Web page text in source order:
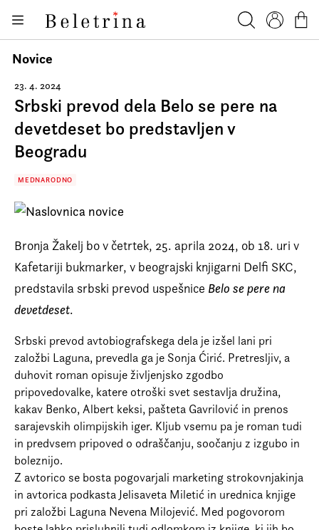
Beletrina
Knjige
Avtorji
Novice
Dogodki
Akcije
O nas
Beletrinini projekti
Kontakt
Foreign Rights
Novice
23. 4. 2024
Srbski prevod dela Belo se pere na
devetdeset bo predstavljen v
Beogradu
MEDNARODNO
Bronja Žakelj bo v četrtek, 25. aprila 2024, ob 18. uri v
Kafetariji bukmarker, v beograjski knjigarni Delfi SKC,
predstavila srbski prevod uspešnice Belo se pere na
devetdeset.
Srbski prevod avtobiografskega dela je izšel lani pri
založbi Laguna, prevedla ga je Sonja Ćirić. Pretresljiv, a
duhovit roman opisuje življenjsko zgodbo
pripovedovalke, katere otroški svet sestavlja družina,
kakav Benko, Albert keksi, pašteta Gavrilović in prenos
sarajevskih olimpijskih iger. Kljub vsemu pa je roman tudi
in predvsem pripoved o odraščanju, soočanju z izgubo in
boleznijo.
Z avtorico se bosta pogovarjali marketing strokovnjakinja
in avtorica podkasta Jelisaveta Miletić in urednica knjige
pri založbi Laguna Nevena Milojević. Med pogovorom